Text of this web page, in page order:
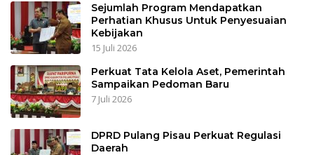
Sejumlah Program Mendapatkan
Perhatian Khusus Untuk Penyesuaian
Kebijakan
15 Juli 2026
Perkuat Tata Kelola Aset, Pemerintah
Sampaikan Pedoman Baru
7 Juli 2026
DPRD Pulang Pisau Perkuat Regulasi
Daerah